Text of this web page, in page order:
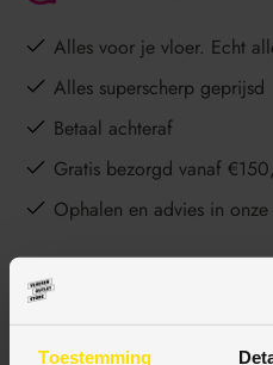
Toestemming
Alles voor je vloer. Echt
Alles superscherp geprijsd
Betaal achteraf
Gratis bezorgd vanaf
Ophalen en advies in
BESCHRIJVING